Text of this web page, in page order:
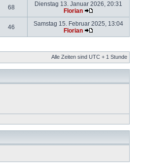
68
Dienstag 13. Januar 2026, 20:31
Florian
46
Samstag 15. Februar 2025, 13:04
Florian
Alle Zeiten sind UTC + 1 Stunde